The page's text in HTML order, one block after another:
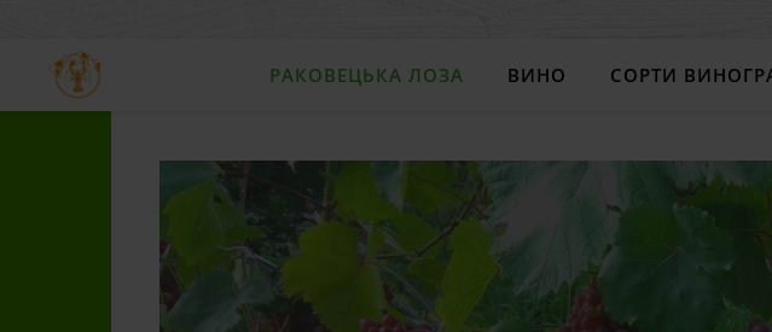
РАКОВЕЦЬКА ЛОЗА ВИНО СОРТИ